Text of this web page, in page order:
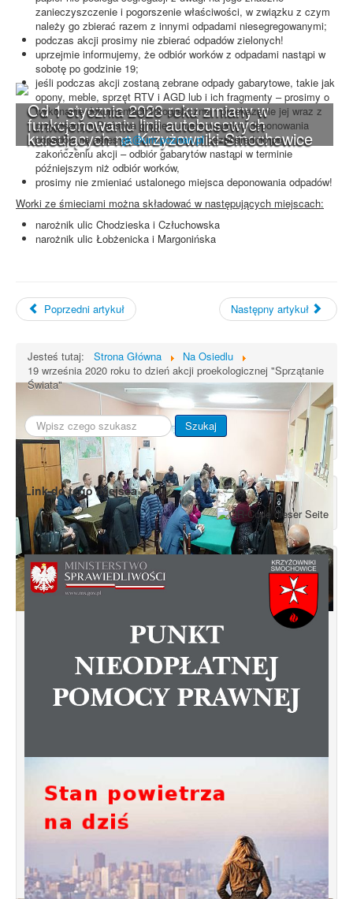
Od 1 stycznia 2023 roku zmiany w
funkcjonowaniu linii autobusowych
kursujących na Krzyżowniki-Smochowice
Spotkanie informacyjne w sprawie
budowy ulic Łebska, Łagowska,
Kociewska, Żukowska
zanieczyszczenie i pogorszenie właściwości, w związku z czym
należy go zbierać razem z innymi odpadami niesegregowanymi;
podczas akcji prosimy nie zbierać odpadów zielonych!
uprzejmie informujemy, że odbiór worków z odpadami nastąpi w
sobotę po godzinie 19;
jeśli podczas akcji zostaną zebrane odpady gabarytowe, takie jak
opony, meble, sprzęt RTV i AGD lub i ich fragmenty – prosimy o
wykonanie dokumentacji fotograficznej i przekazanie jej wraz z
przypisanym Państwa grupie numerem punktu deponowania
odpadów na adresgk@um.poznan.plbezpośrednio po
zakończeniu akcji – odbiór gabarytów nastąpi w terminie
późniejszym niż odbiór worków,
prosimy nie zmieniać ustalonego miejsca deponowania odpadów!
Worki ze śmieciami można składować w następujących miejscach:
narożnik ulic Chodzieska i Człuchowska
narożnik ulic Łobżenicka i Margonińska
Poprzedni artykuł Następny artykuł
Jesteś tutaj: Strona Główna
Na Osiedlu
19 września 2020 roku to dzień akcji proekologicznej "Sprzątanie
Świata"
Szukaj... Szukaj
Link do tego miejsca